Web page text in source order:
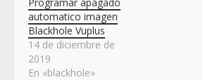
automatico imagen
Blackhole Vuplus
14 de diciembre de
2019
En «blackhole»